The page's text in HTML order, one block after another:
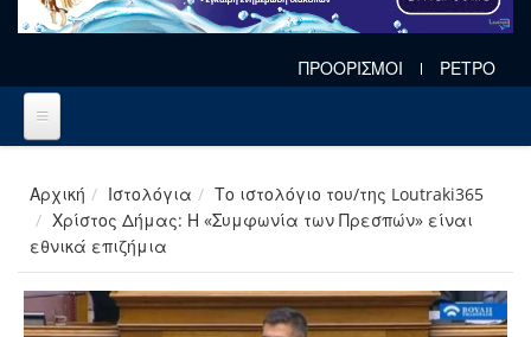
ΠΡΟΟΡΙΣΜΟΙ ΡΕΤΡΟ
Αρχική Ιστολόγια
Το ιστολόγιο του/της Loutraki365
Χρίστος Δήμας: Η «Συμφωνία των Πρεσπών» είναι
εθνικά επιζήμια